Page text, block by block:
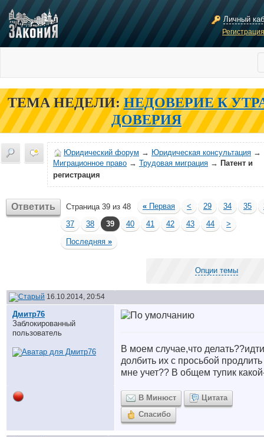
Личный
ТЕМА НЕДЕЛИ: НЕДОВЕРИЕ К
ДОВЕРИЯ
Юридический форум → Юридическая консультация →
Миграционное право → Трудовая миграция → Патент и
регистрация
Ответить Страница 39 из 48 « Первая < 29 34 35
37
38 39 40 41 42 43 44
>
Последняя »
Опции темы
16.10.2014, 20:54
Дмитр76
Заблокированный
пользователь
В моем случае,что
долбить их с просьбой продлить
мне учет?? В общем тупик
В Минюст
Цитата
Спасибо